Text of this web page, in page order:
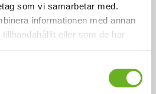
som vi samarbetar med.
informationen med annan
eller som de har
danspedagogik samt
delar av din utbildning så
utbildning.